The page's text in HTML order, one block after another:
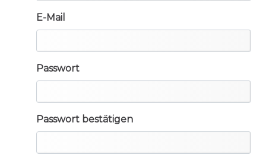
E-Mail
Passwort
Passwort bestätigen